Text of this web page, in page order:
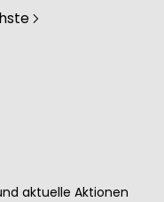
aktuelle Aktionen